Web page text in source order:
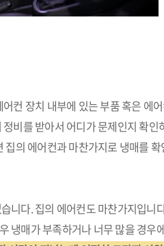
컨 장치 내부에 있는 부품 혹은 에
비를 받아서 어디가 문제인지 확인
의 에어컨과 마찬가지로 냉매를
니다. 집의 에어컨도 마찬가지입니
냉매가 부족하거나 너무 많을 경우